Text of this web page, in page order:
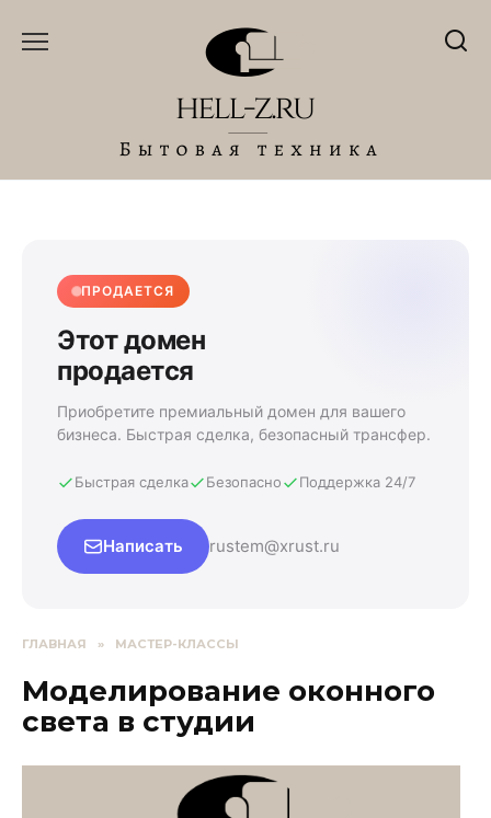
ПРОДАЕТСЯ
Этот домен
продается
Приобретите премиальный домен для вашего
бизнеса. Быстрая сделка, безопасный трансфер.
Быстрая сделка Безопасно Поддержка 24/7
Написать rustem@xrust.ru
ГЛАВНАЯ » МАСТЕР-КЛАССЫ
Моделирование оконного
света в студии